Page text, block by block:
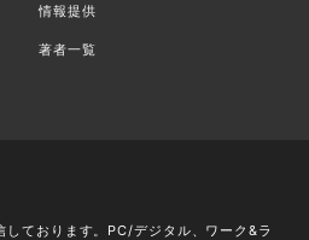
情報提供
著者一覧
しております。PC/デジタル、ワーク&ラ